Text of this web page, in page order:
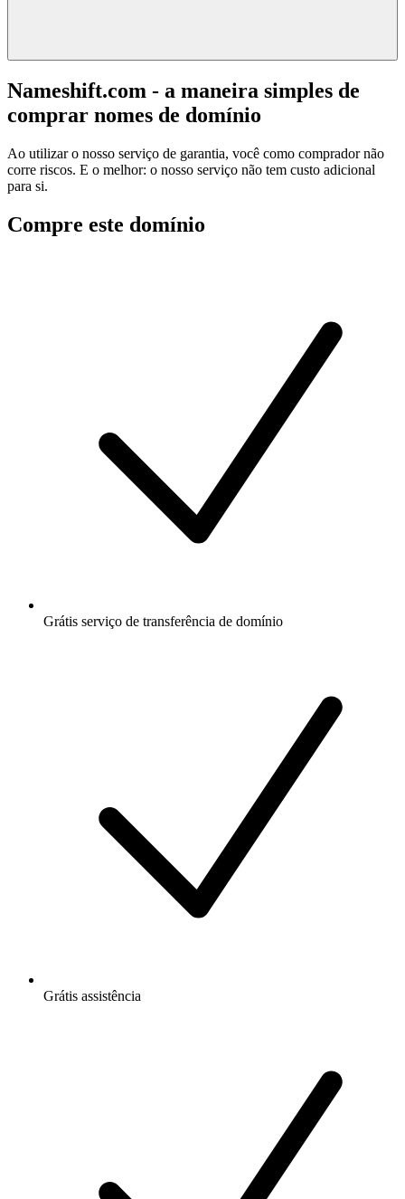
Nameshift.com - a maneira simples de
comprar nomes de domínio
Ao utilizar o nosso serviço de garantia, você como comprador não
corre riscos. E o melhor: o nosso serviço não tem custo adicional
para si.
Compre este domínio
Grátis serviço de transferência de domínio
Grátis assistência